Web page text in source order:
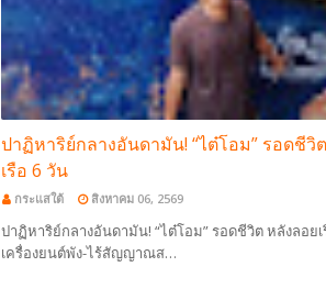
ปาฏิหาริย์กลางอันดามัน! “ไต๋โอม” รอดชีวิ
เรือ 6 วัน
กระแสใต้ สิงหาคม 06, 2569
ปาฏิหาริย์กลางอันดามัน! “ไต๋โอม” รอดชีวิต หลังลอยเ
เครื่องยนต์พัง-ไร้สัญญาณส…